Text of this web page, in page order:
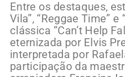
Entre os destaques,
Vila”, “Reggae Time” e
clássica “Can’t Help
eternizada por Elvis
interpretada por
participação da